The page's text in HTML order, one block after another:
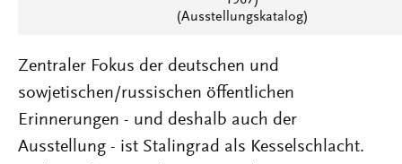
(Ausstellungskatalog)
Zentraler Fokus der deutschen und
sowjetischen/russischen öffentlichen
Erinnerungen - und deshalb auch der
Ausstellung - ist Stalingrad als Kesselschlacht.